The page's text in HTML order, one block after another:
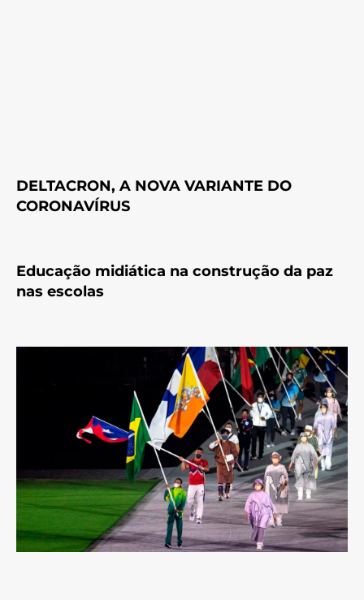
DELTACRON, A NOVA VARIANTE DO
CORONAVÍRUS
Educação midiática na construção da paz
nas escolas